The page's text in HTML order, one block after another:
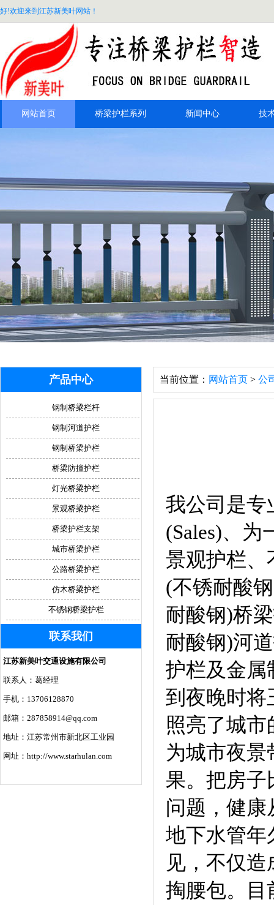
好!欢迎来到江苏新美叶网站！
网站首页 桥梁护栏系列 新闻中心 技
当前位置： 网站首页 > 公
我公司是专
(Sales)、
景观护栏、
(不锈耐酸
耐酸钢)桥
耐酸钢)河
护栏及金属
到夜晚时将
照亮了城
为城市夜
果。把房子
问题，健康
地下水管年
见，不仅
掏腰包。目
产品中心
钢制桥梁栏杆
钢制河道护栏
钢制桥梁护栏
桥梁防撞护栏
灯光桥梁护栏
景观桥梁护栏
桥梁护栏支架
城市桥梁护栏
公路桥梁护栏
仿木桥梁护栏
不锈钢桥梁护栏
联系我们
江苏新美叶交通设施有限公司
联系人：葛经理
手机：13706128870
邮箱：287858914@qq.com
地址：江苏常州市新北区工业园
网址：http://www.starhulan.com